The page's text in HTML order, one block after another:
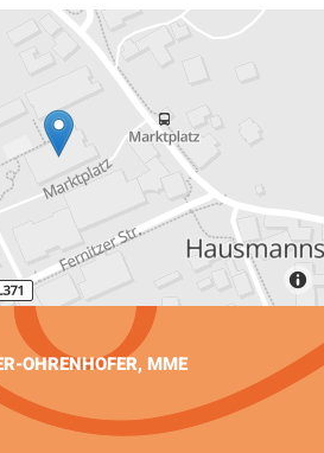
OHRENHOFER, MME